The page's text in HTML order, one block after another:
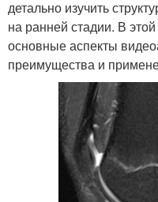
детально изучить
на ранней стадии. В
основные аспекты
преимущества и